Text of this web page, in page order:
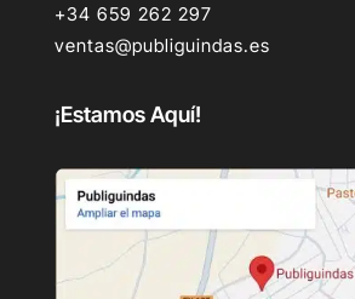
+34 659 262 297
ventas@publiguindas.es
¡Estamos Aquí!